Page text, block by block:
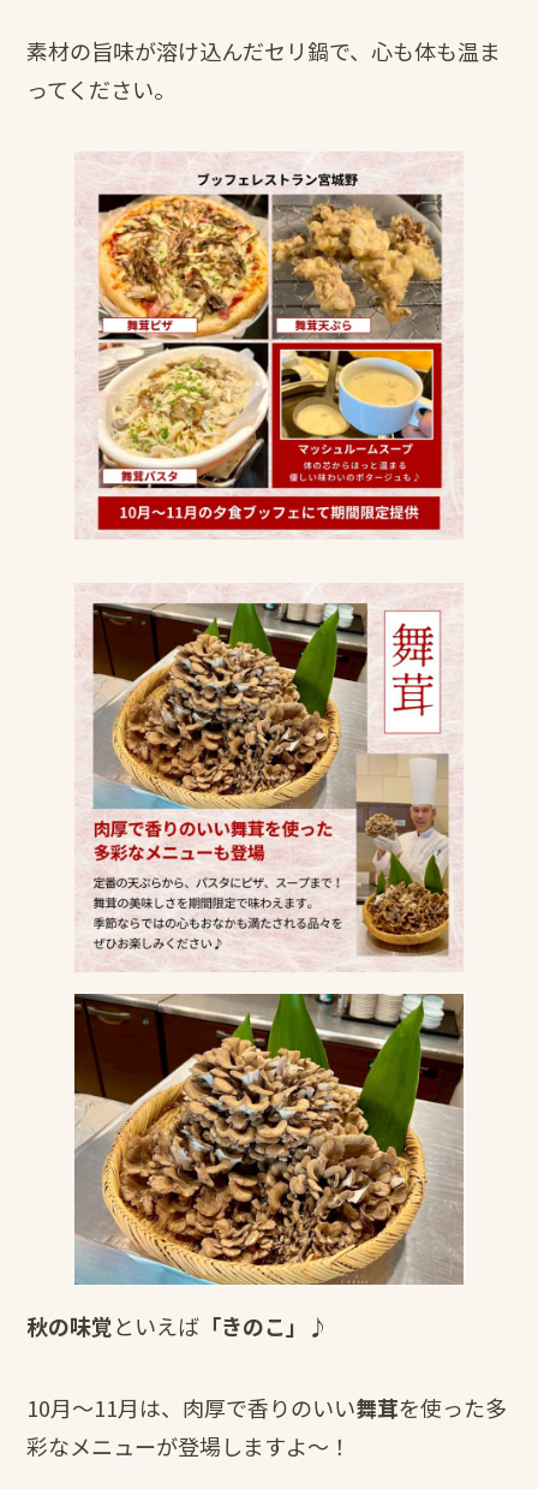
素材の旨味が溶け込んだセリ鍋で、心も体も温ま
ってください。
秋の味覚といえば 「きのこ」 ♪
10月～11月は、肉厚で香りのいい舞茸を使った多
彩なメニューが登場しますよ～！